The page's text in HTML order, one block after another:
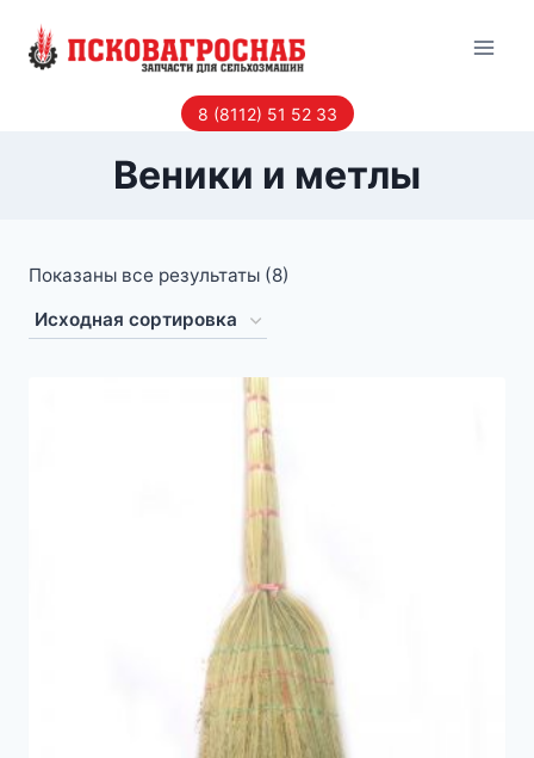
8 (8112) 51 52 33
Веники и метлы
Показаны все результаты (8)